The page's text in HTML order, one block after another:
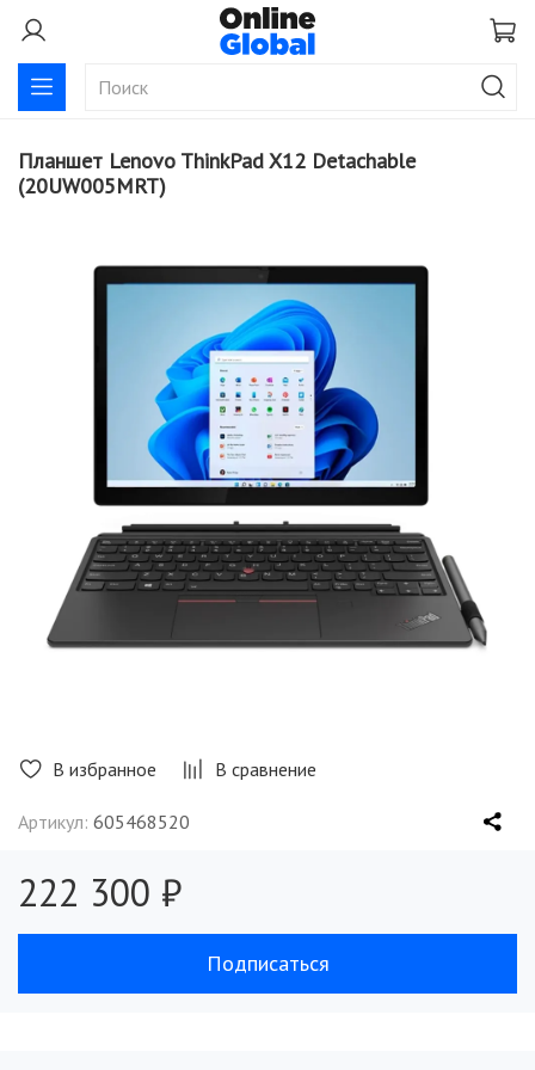
Планшет Lenovo ThinkPad X12 Detachable
(20UW005MRT)
В избранное В сравнение
Артикул: 605468520
222 300 ₽
Подписаться